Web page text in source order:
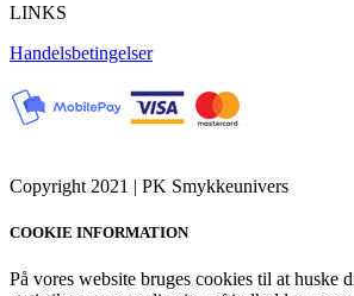
LINKS
Handelsbetingelser
Copyright 2021 | PK Smykkeunivers
COOKIE INFORMATION
På vores website bruges cookies til at huske